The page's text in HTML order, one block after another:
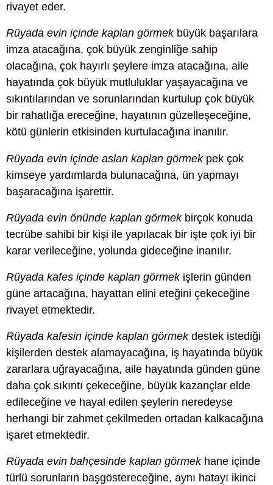
rivayet eder.
Rüyada evin içinde kaplan görmekbüyük başarılara
imza atacağına, çok büyük zenginliğe sahip
olacağına, çok hayırlı şeylere imza atacağına, aile
hayatında çok büyük mutluluklar yaşayacağına ve
sıkıntılarından ve sorunlarından kurtulup çok büyük
bir rahatlığa ereceğine, hayatının güzelleşeceğine,
kötü günlerin etkisinden kurtulacağına inanılır.
Rüyada evin içinde aslan kaplan görmekpek çok
kimseye yardımlarda bulunacağına, ün yapmayı
başaracağına işarettir.
Rüyada evin önünde kaplan görmekbirçok konuda
tecrübe sahibi bir kişi ile yapılacak bir işte çok iyi bir
karar verileceğine, yolunda gideceğine inanılır.
Rüyada kafes içinde kaplan görmekişlerin günden
güne artacağına, hayattan elini eteğini çekeceğine
rivayet etmektedir.
Rüyada kafesin içinde kaplan görmekdestek istediği
kişilerden destek alamayacağına, iş hayatında büyük
zararlara uğrayacağına, aile hayatında günden güne
daha çok sıkıntı çekeceğine, büyük kazançlar elde
edileceğine ve hayal edilen şeylerin neredeyse
herhangi bir zahmet çekilmeden ortadan kalkacağına
işaret etmektedir.
Rüyada evin bahçesinde kaplan görmekhane içinde
türlü sorunların başgöstereceğine, aynı hatayı ikinci